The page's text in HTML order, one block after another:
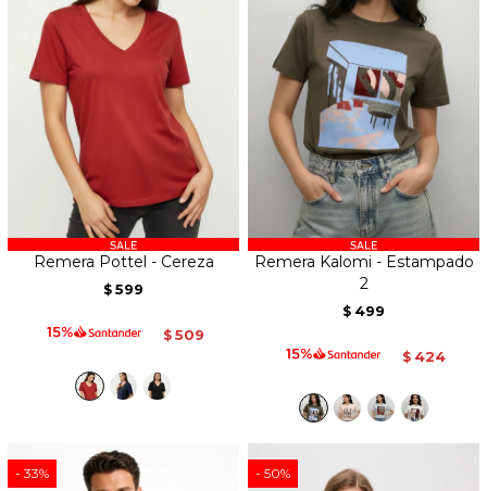
Remera Pottel - Cereza
$ 599
$ 509
Remera Kalomi - Estampado
2
$ 499
$ 424
33 50